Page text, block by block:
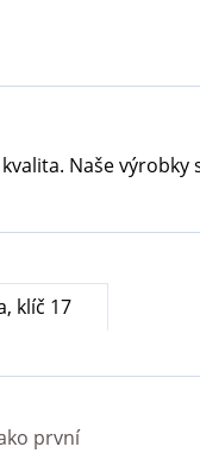
Naše
klíč 17
první